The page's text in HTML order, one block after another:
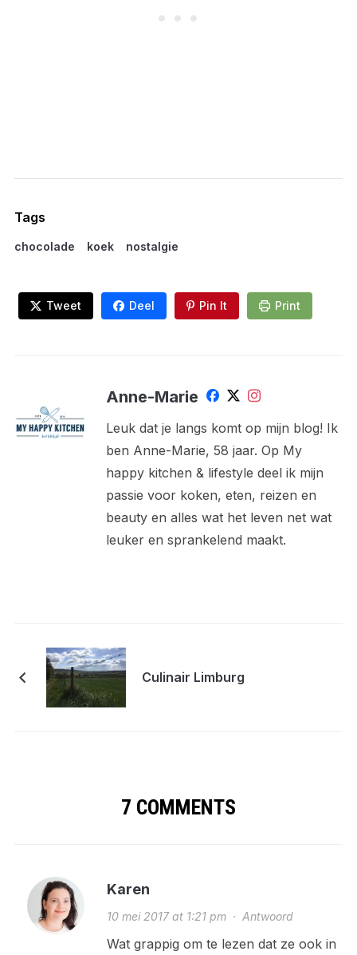
Tags
chocolade koek nostalgie
Tweet Deel Pin It Print
Anne-Marie
Leuk dat je langs komt op mijn blog! Ik
ben Anne-Marie, 58 jaar. Op My
happy kitchen & lifestyle deel ik mijn
passie voor koken, eten, reizen en
beauty en alles wat het leven net wat
leuker en sprankelend maakt.
Culinair Limburg
7 COMMENTS
Karen
10 mei 2017 at 1:21 pm· Antwoord
Wat grappig om te lezen dat ze ook in